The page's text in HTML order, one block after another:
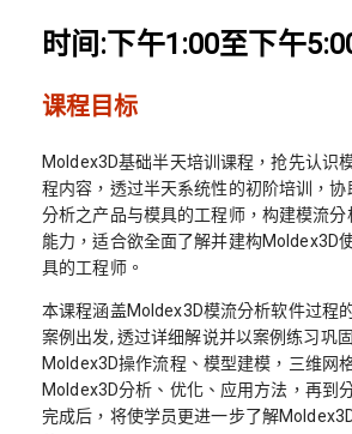
时间:下午1:00至下午
课程目标
Moldex3D基础半天培训课程，抢先认识
程内容，透过半天系统性的初阶培训，
分析之产品与模具的工程师，构建模流分
能力，适合欲全面了解并建构Moldex3D
具的工程师。
本课程涵盖Moldex3D模流分析软件过程
案例出发, 透过详细解说并以案例练习巩
Moldex3D操作流程、模型建模，三维网
Moldex3D分析、优化、应用方法，再到
完成后，将使学员更进一步了解